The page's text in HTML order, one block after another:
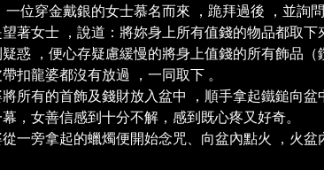
一位穿金戴銀的女士慕名而來 ，跪拜過後 ，並詢
著女士 ，說道：將妳身上所有值錢的物品都取下
惑 ，便心存疑慮緩慢的將身上值錢的所有飾品
扣龍婆都沒有放過 ，一同取下 。
所有的首飾及錢財放入盆中 ，順手拿起鐵鎚向盆
，女善信感到十分不解，感到既心疼又好奇。
一旁拿起的蠟燭便開始念咒、向盆內點火 ，火